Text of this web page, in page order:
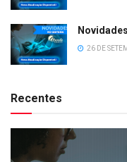
26 DE
Recentes